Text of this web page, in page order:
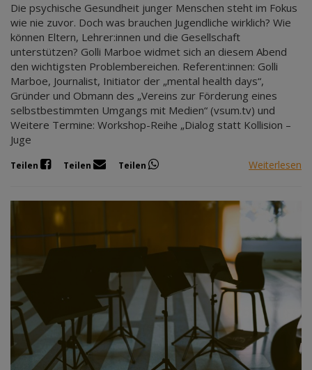
Die psychische Gesundheit junger Menschen steht im Fokus
wie nie zuvor. Doch was brauchen Jugendliche wirklich? Wie
können Eltern, Lehrer:innen und die Gesellschaft
unterstützen? Golli Marboe widmet sich an diesem Abend
den wichtigsten Problembereichen. Referent:innen: Golli
Marboe, Journalist, Initiator der „mental health days“,
Gründer und Obmann des „Vereins zur Förderung eines
selbstbestimmten Umgangs mit Medien“ (vsum.tv) und
Weitere Termine: Workshop-Reihe „Dialog statt Kollision –
Juge
Teilen Teilen Teilen Weiterlesen